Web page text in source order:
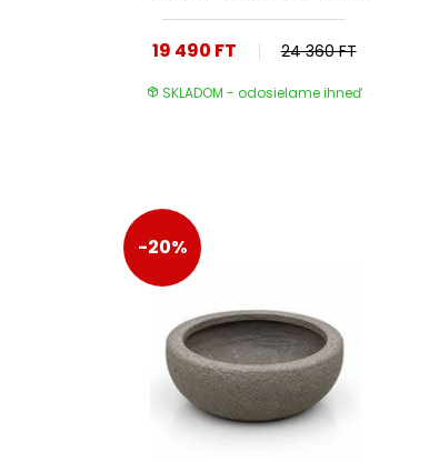
19 490 FT 24 360 FT
SKLADOM - odosielame ihneď
-20%